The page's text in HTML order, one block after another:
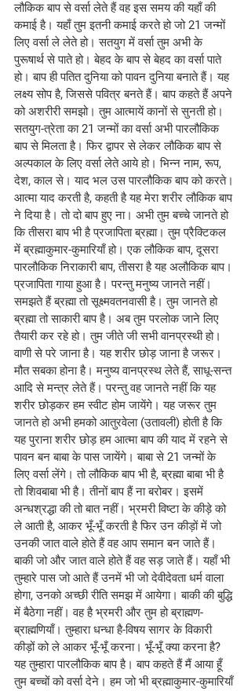
लौकिक बाप से वर्सा लेते हैं वह इस समय की यहाँ की
कमाई है। यहाँ तुम इतनी कमाई करते हो जो 21 जन्मों
लिए वर्सा ले लेते हो। सतयुग में वर्सा तुम अभी के
पुरूषार्थ से पाते हो। बेहद के बाप से बेहद का वर्सा पाते
हो। बाप ही पतित दुनिया को पावन दुनिया बनाते हैं। यह
लक्ष्य सोप है, जिससे पवित्र बनते हैं। बाप कहते हैं अपने
को अशरीरी समझो। तुम आत्मायें कानों से सुनती हो।
सतयुग-त्रेता का 21 जन्मों का वर्सा अभी पारलौकिक
बाप से मिलता है। फिर द्वापर से लेकर लौकिक बाप से
अल्पकाल के लिए वर्सा लेते आये हो। भिन्न नाम, रूप,
देश, काल से। याद भल उस पारलौकिक बाप को करते।
आत्मा याद करती है, कहती है यह मेरा शरीर लौकिक बाप
ने दिया है। तो दो बाप हुए ना। अभी तुम बच्चे जानते हो
कि तीसरा बाप भी है प्रजापिता ब्रह्मा। तुम प्रैक्टिकल
में ब्रह्माकुमार-कुमारियाँ हो। एक लौकिक बाप, दूसरा
पारलौकिक निराकारी बाप, तीसरा है यह अलौकिक बाप।
प्रजापिता गाया हुआ है। परन्तु मनुष्य जानते नहीं।
समझते हैं ब्रह्मा तो सूक्ष्मवतनवासी है। तुम जानते हो
ब्रह्मा तो साकारी बाप है। अब तुम परलोक जाने लिए
तैयारी कर रहे हो। तुम जीते जी सभी वानप्रस्थी हो।
वाणी से परे जाना है। यह शरीर छोड़ जाना है जरूर।
मौत सबका होना है। मनुष्य वानप्रस्थ लेते हैं, साधू-सन्त
आदि से मन्त्र लेते हैं। परन्तु वह जानते नहीं कि यह
शरीर छोड़कर हम स्वीट होम जायेंगे। यह जरूर तुम
जानते हो अभी हमको आतुरवेला (उतावली) होती है कि
यह पुराना शरीर छोड़ हम आत्मा बाप की याद में रहने से
पावन बन बाबा के पास जायेंगे। बाबा से 21 जन्मों के
लिए वर्सा लेंगे। तो लौकिक बाप भी है, ब्रह्मा बाबा भी है
तो शिवबाबा भी है। तीनों बाप हैं ना बरोबर। इसमें
अन्धश्रद्धा की तो बात नहीं। भ्रमरी विष्टा के कीड़े को
ले आती है, आकर भूँ-भूँ करती है फिर उन कीड़ों में जो
उनकी जात वाले होते हैं वह आप समान बन जाते हैं।
बाकी जो और जात वाले होते हैं वह सड़ जाते हैं। यहाँ भी
तुम्हारे पास जो आते हैं उनमें भी जो देवीदेवता धर्म वाला
होगा, उनको अच्छी रीति समझ में आयेगा। बाकी की बुद्धि
में बैठेगा नहीं। वह है भ्रमरी और तुम हो ब्राह्मण-
ब्राह्मणियाँ। तुम्हारा धन्धा है-विषय सागर के विकारी
कीड़ों को ले आकर भूँ-भूँ करना। भूँ-भूँ क्या करना है?
यह तुम्हारा पारलौकिक बाप है। बाप कहते हैं मैं आया हूँ
तुम बच्चों को वर्सा देने। हम जो भी ब्रह्माकुमार-कुमारियाँ